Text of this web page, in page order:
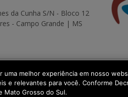
da Cunha S/N - Bloco 12
- Campo Grande | MS
Executiva de
uma melhor experiência em nosso
e relevantes para você. Conforme
Mato Grosso do Sul.